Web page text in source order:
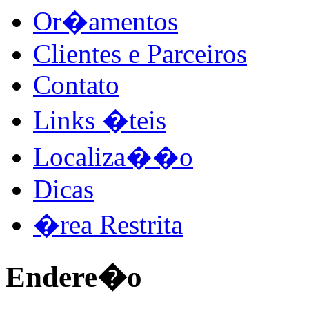
Or�amentos
Clientes e Parceiros
Contato
Links �teis
Localiza��o
Dicas
�rea Restrita
Endere�o